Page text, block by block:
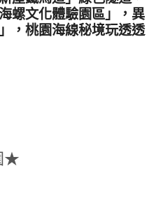
螺文化體驗園區」，異
，桃園海線秘境玩透透
★